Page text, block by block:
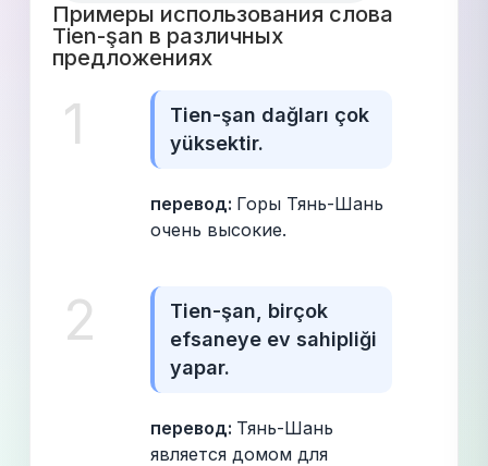
Примеры использования слова
Tien-şan в различных
предложениях
1
Tien-şan dağları çok
yüksektir.
перевод: Горы Тянь-Шань
очень высокие.
2
Tien-şan, birçok
efsaneye ev sahipliği
yapar.
перевод: Тянь-Шань
является домом для